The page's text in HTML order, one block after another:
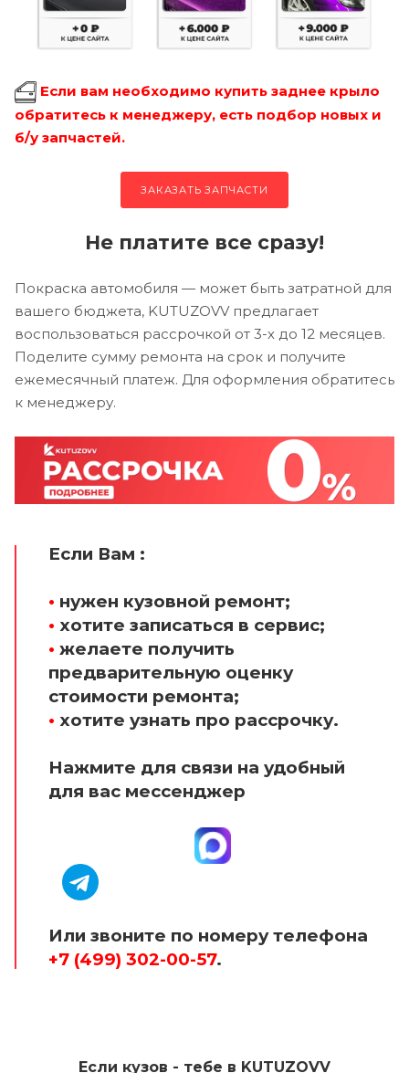
Если вам необходимо купить заднее крыло
обратитесь к менеджеру, есть подбор новых и
б/у запчастей.
ЗАКАЗАТЬ ЗАПЧАСТИ
Не платите все сразу!
Покраска автомобиля — может быть затратной для
вашего бюджета, KUTUZOVV предлагает
воспользоваться рассрочкой от 3-х до 12 месяцев.
Поделите сумму ремонта на срок и получите
ежемесячный платеж. Для оформления обратитесь
к менеджеру.
Если Вам :
• нужен кузовной ремонт;
• хотите записаться в сервис;
• желаете получить
предварительную оценку
стоимости ремонта;
• хотите узнать про рассрочку.
Нажмите для связи на удобный
для вас мессенджер
Или звоните по номеру телефона
+7 (499) 302-00-57.
Если кузов - тебе в KUTUZOVV